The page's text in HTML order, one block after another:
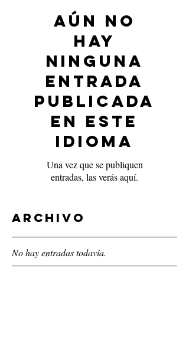
Aún no
hay
ninguna
entrada
publicada
en este
idioma
Una vez que se publiquen
entradas, las verás aquí.
Archivo
No hay entradas todavía.